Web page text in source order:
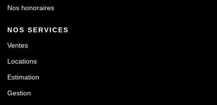
Nos honoraires
NOS SERVICES
Ventes
Locations
Estimation
Gestion